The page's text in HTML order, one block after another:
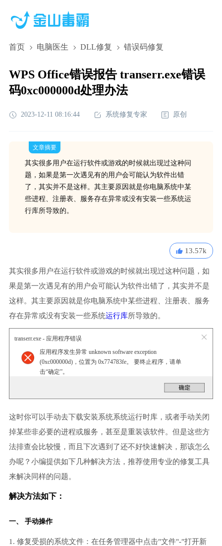
首页 电脑医生 DLL修复 错误码修复
WPS Office错误报告 transerr.exe错误
码0xc000000d处理办法
2023-12-11 08:16:44 系统修复专家 原创
文章摘要
其实很多用户在运行软件或游戏的时候就出现过这种问
题，如果是第一次遇见有的用户会可能认为软件出错
了，其实并不是这样。其主要原因就是你电脑系统中某
些进程、注册表、服务存在异常或没有安装一些系统运
行库所导致的。
13.57k
其实很多用户在运行软件或游戏的时候就出现过这种问题，如
果是第一次遇见有的用户会可能认为软件出错了，其实并不是
这样。其主要原因就是你电脑系统中某些进程、注册表、服务
存在异常或没有安装一些系统运行库所导致的。
transerr.exe - 应用程序错误
应用程序发生异常 unknown software exception
(0xc000000d)，位置为 0x774783fe。 要终止程序，请单
击“确定”。
这时你可以手动去下载安装系统系统运行时库，或者手动关闭
掉某些非必要的进程或服务，甚至是重装该软件。但是这些方
法排查会比较慢，而且下次遇到了还不好快速解决，那该怎么
办呢？小编提供如下几种解决方法，推荐使用专业的修复工具
来解决同样的问题。
解决方法如下：
一、 手动操作
1. 修复受损的系统文件：在任务管理器中点击"文件"-"打开新